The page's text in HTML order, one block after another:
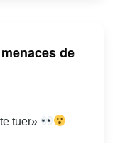
de
tuer»